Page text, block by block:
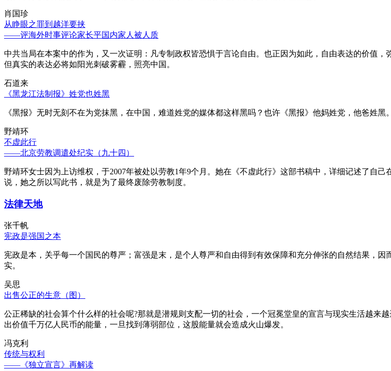
肖国珍
从睁眼之罪到越洋要挟
——评海外时事评论家长平国内家人被人质
中共当局在本案中的作为，又一次证明：凡专制政权皆恐惧于言论自由。也正因为如此，自由表达的价值
但真实的表达必将如阳光刺破雾霾，照亮中国。
石道来
《黑龙江法制报》姓党也姓黑
《黑报》无时无刻不在为党抹黑，在中国，难道姓党的媒体都这样黑吗？也许《黑报》他妈姓党，他爸姓黑。
野靖环
不虚此行
——北京劳教调遣处纪实（九十四）
野靖环女士因为上访维权，于2007年被处以劳教1年9个月。她在《不虚此行》这部书稿中，详细记述了自
说，她之所以写此书，就是为了最终废除劳教制度。
法律天地
张千帆
宪政是强国之本
宪政是本，关乎每一个国民的尊严；富强是末，是个人尊严和自由得到有效保障和充分伸张的自然结果，
实。
吴思
出售公正的生意（图）
公正稀缺的社会算个什么样的社会呢?那就是潜规则支配一切的社会，一个冠冕堂皇的宣言与现实生活越来
出价值千万亿人民币的能量，一旦找到薄弱部位，这股能量就会造成火山爆发。
冯克利
传统与权利
——《独立宣言》再解读